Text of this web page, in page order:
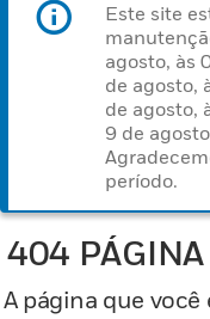
Este site
agosto, às
de agosto,
de agosto,
9 de
período.
404
A página que